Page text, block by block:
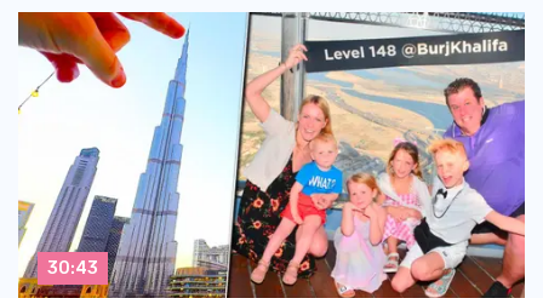
30:43